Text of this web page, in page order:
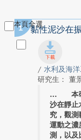
本頁全選
1 黏性泥沙在
/ 水利及海
研究生： 董
本研
沙在靜止
究，觀測
運動之濃
測，以及